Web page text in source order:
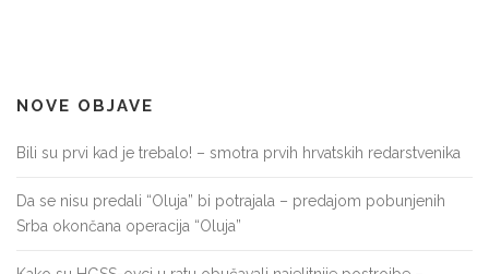
NOVE OBJAVE
Bili su prvi kad je trebalo! – smotra prvih hrvatskih redarstvenika
Da se nisu predali “Oluja” bi potrajala – predajom pobunjenih
Srba okončana operacija “Oluja”